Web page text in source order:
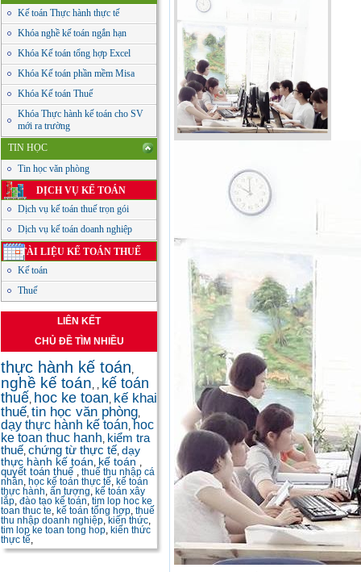
Kế toán Thực hành thực tế
Khóa nghề kế toán ngắn hạn
Khóa Kế toán tổng hợp Excel
Khóa Kế toán phần mềm Misa
Khóa Kế toán Thuế
Khóa Thực hành kế toán cho SV
mới ra trường
TIN HỌC
Tin học văn phòng
DỊCH VỤ KẾ TOÁN
Dịch vụ kế toán thuế trọn gói
Dịch vụ kế toán doanh nghiệp
TÀI LIỆU KẾ TOÁN THUẾ
Kế toán
Thuế
LIÊN KẾT
CHỦ ĐỀ TÌM NHIỀU
thực hành kế toán,
nghề kế toán, , kế toán
thuế, hoc ke toan, kế khai
thuế, tin học văn phòng,
dạy thực hành kế toán, hoc
ke toan thuc hanh, kiểm tra
thuế, chứng từ thực tế, dạy
thực hành kế toán, kế toán ,
quyết toán thuế , thuế thu nhập cá
nhân, học kế toán thực tế, kế toán
thực hành, ấn tượng, kế toán xây
lắp, đào tạo kế toán, tim lop hoc ke
toan thuc te, kế toán tổng hợp, thuế
thu nhập doanh nghiệp, kiến thức,
tim lop ke toan tong hop, kiến thức
thực tế,